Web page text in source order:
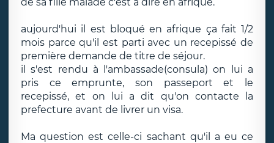
aujourd'hui il est bloqué en afrique ça fait 1/2
mois parce qu'il est parti avec un recepissé de
première demande de titre de séjour.
il s'est rendu à l'ambassade(consula) on lui a
pris ce emprunte, son passeport et le
recepissé, et on lui a dit qu'on contacte la
prefecture avant de livrer un visa.
Ma question est celle-ci sachant qu'il a eu ce